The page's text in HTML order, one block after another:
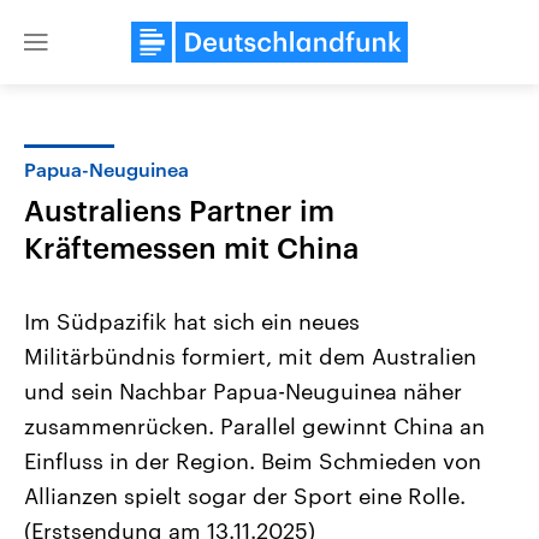
Close
Landtagswahl Sachsen-Anhalt
2026
Alle Informationen
Sachsen-Anhalt wählt am 6.
September 2026 einen neuen
Bundesland von einer Koalition aus
USA
Aktuelle Beiträge,
Hintergründe
gehören die Vereinigten
Papua-Neuguinea
Australiens Partner im
Kräftemessen mit China
Im Südpazifik hat sich ein neues
Militärbündnis formiert, mit dem Australien
und sein Nachbar Papua-Neuguinea näher
zusammenrücken. Parallel gewinnt China an
Einfluss in der Region. Beim Schmieden von
Allianzen spielt sogar der Sport eine Rolle.
(Erstsendung am 13.11.2025)